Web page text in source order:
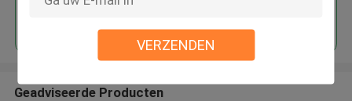
VERZENDEN
Geadviseerde Producten